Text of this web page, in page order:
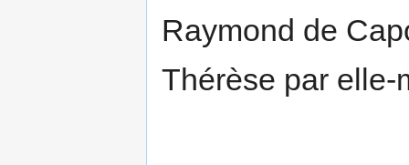
Raymond de
Thérèse par elle-